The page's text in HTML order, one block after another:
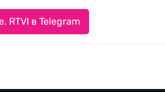
RTVI в Telegram